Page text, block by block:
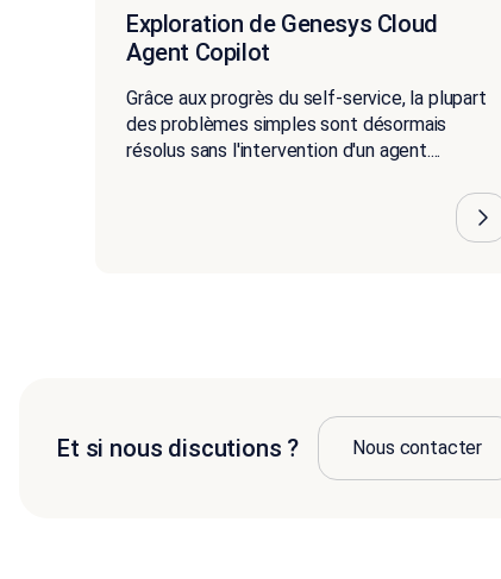
Exploration de Genesys Cloud
Agent Copilot
Grâce aux progrès du self‑service, la plupart
des problèmes simples sont désormais
résolus sans l'intervention d'un agent....
Et si nous discutions ? Nous contacter